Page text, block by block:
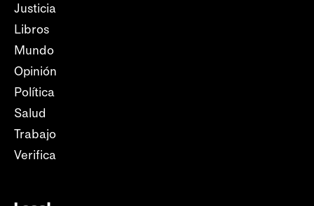
Justicia
Libros
Mundo
Opinión
Política
Salud
Trabajo
Verifica